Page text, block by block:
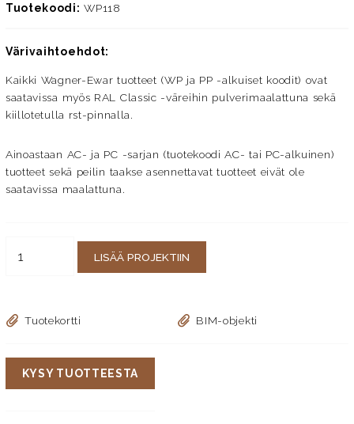
Tuotekoodi: WP118
Värivaihtoehdot:
Kaikki Wagner-Ewar tuotteet (WP ja PP -alkuiset koodit) ovat
saatavissa myös RAL Classic -väreihin pulverimaalattuna sekä
kiillotetulla rst-pinnalla.
Ainoastaan AC- ja PC -sarjan (tuotekoodi AC- tai PC-alkuinen)
tuotteet sekä peilin taakse asennettavat tuotteet eivät ole
saatavissa maalattuna.
LISÄÄ PROJEKTIIN
Tuotekortti BIM-objekti
KYSY TUOTTEESTA